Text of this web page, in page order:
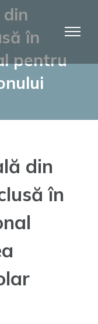
din
în
pentru
din
în